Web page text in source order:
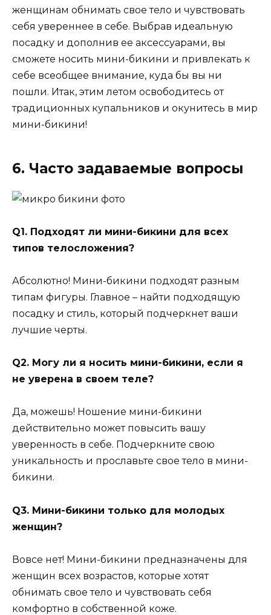
женщинам обнимать свое тело и чувствовать
себя увереннее в себе. Выбрав идеальную
посадку и дополнив ее аксессуарами, вы
сможете носить мини-бикини и привлекать к
себе всеобщее внимание, куда бы вы ни
пошли. Итак, этим летом освободитесь от
традиционных купальников и окунитесь в мир
мини-бикини!
6. Часто задаваемые вопросы
Q1. Подходят ли мини-бикини для всех
типов телосложения?
Абсолютно! Мини-бикини подходят разным
типам фигуры. Главное – найти подходящую
посадку и стиль, который подчеркнет ваши
лучшие черты.
Q2. Могу ли я носить мини-бикини, если я
не уверена в своем теле?
Да, можешь! Ношение мини-бикини
действительно может повысить вашу
уверенность в себе. Подчеркните свою
уникальность и прославьте свое тело в мини-
бикини.
Q3. Мини-бикини только для молодых
женщин?
Вовсе нет! Мини-бикини предназначены для
женщин всех возрастов, которые хотят
обнимать свое тело и чувствовать себя
комфортно в собственной коже.